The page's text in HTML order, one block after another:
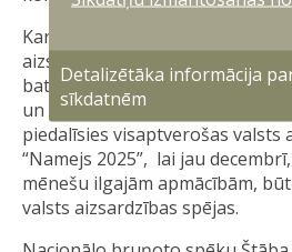
Karavīri arī pēc iesvētību
aizsardzības dienestu
bataljonā, papildinot jau
un iemaņas kā individuālā, tā
piedalīsies visaptverošas valsts
“Namejs 2025”, lai jau
mēnešu ilgajām apmācībām,
valsts aizsardzības spējas.
Detalizētāka informācija
sīkdatnēm